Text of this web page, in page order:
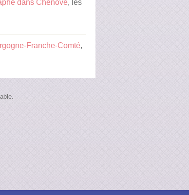
dans Chenôve, les
Franche-Comté,